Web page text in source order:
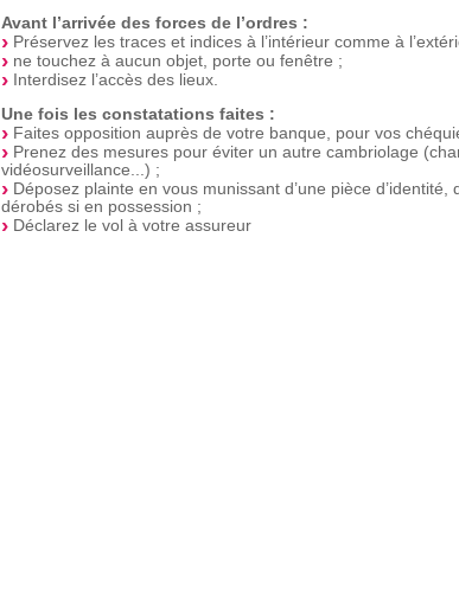
Avant l’arrivée des forces de l’ordres :
Préservez les traces et indices à l’intérieur comme à
ne touchez à aucun objet, porte ou fenêtre ;
Interdisez l’accès des lieux.
Une fois les constatations faites :
Faites opposition auprès de votre banque, pour vos
Prenez des mesures pour éviter un autre cambriolage
vidéosurveillance...) ;
Déposez plainte en vous munissant d’une pièce
dérobés si en possession ;
Déclarez le vol à votre assureur